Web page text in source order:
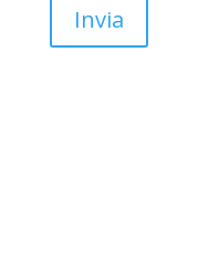
Invia